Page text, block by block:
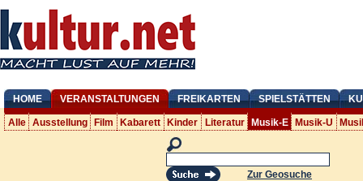
HOME VERANSTALTUNGEN FREIKARTEN SPIELSTÄTTEN
Alle Ausstellung Film Kabarett Kinder Literatur Musik-E Musik-U
Zur Geosuche